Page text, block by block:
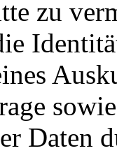
zu
Daten